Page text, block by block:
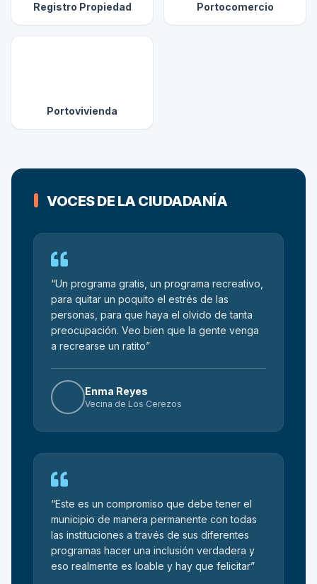
Registro Propiedad Portocomercio
Portovivienda
Testimonios ciudadanos
VOCES DE LA CIUDADANÍA
“Un programa gratis, un programa recreativo,
para quitar un poquito el estrés de las
personas, para que haya el olvido de tanta
preocupación. Veo bien que la gente venga
a recrearse un ratito”
Enma Reyes
Vecina de Los Cerezos
“Este es un compromiso que debe tener el
municipio de manera permanente con todas
las instituciones a través de sus diferentes
programas hacer una inclusión verdadera y
eso realmente es loable y hay que felicitar”